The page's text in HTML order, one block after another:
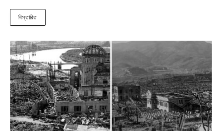
বিস্তারিত